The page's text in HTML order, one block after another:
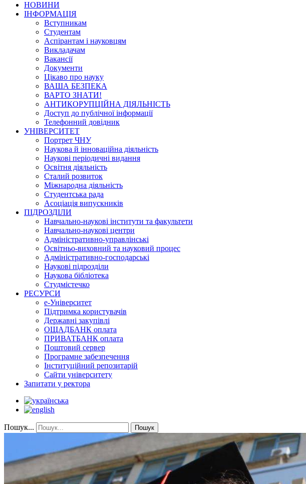
НОВИНИ
ІНФОРМАЦІЯ
Вступникам
Студентам
Аспірантам і науковцям
Викладачам
Вакансії
Документи
Цікаво про науку
ВАША БЕЗПЕКА
ВАРТО ЗНАТИ!
АНТИКОРУПЦІЙНА ДІЯЛЬНІСТЬ
Доступ до публічної інформації
Телефонний довідник
УНІВЕРСИТЕТ
Портрет ЧНУ
Наукова й інноваційна діяльність
Наукові періодичні видання
Освітня діяльність
Сталий розвиток
Міжнародна діяльність
Студентська рада
Асоціація випускників
ПІДРОЗДІЛИ
Навчально-наукові інститути та факультети
Навчально-наукові центри
Адміністративно-управлінські
Освітньо-виховний та науковий процес
Адміністративно-господарські
Наукові підрозділи
Наукова бібліотека
Студмістечко
РЕСУРСИ
е-Університет
Підтримка користувачів
Державні закупівлі
ОЩАДБАНК оплата
ПРИВАТБАНК оплата
Поштовий сервер
Програмне забезпечення
Інституційний репозитарій
Сайти університету
Запитати у ректора
Пошук... Пошук